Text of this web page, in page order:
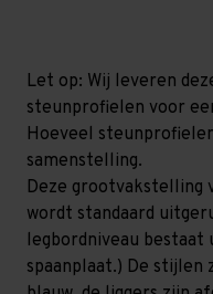
niveaus
GALVA
niveaus
GALVA
Let op: Wij leveren
steunprofielen voor
Hoeveel
samenstelling.
Deze grootvakstelling
wordt standaard
legbordniveau bestaat
spaanplaat.) De